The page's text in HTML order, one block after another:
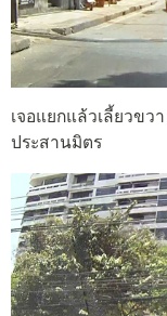
เจอแยกแล้วเลี้ยวขว
ประสานมิตร